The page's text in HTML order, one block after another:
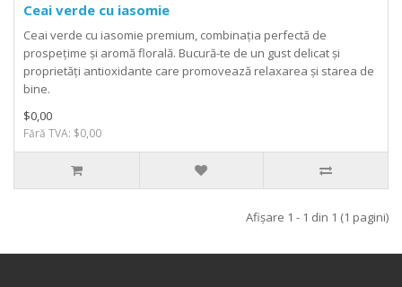
Ceai verde cu iasomie
Ceai verde cu iasomie premium, combinația perfectă de
prospețime și aromă florală. Bucură-te de un gust delicat și
proprietăți antioxidante care promovează relaxarea și starea de
bine.
$0,00
Fără TVA: $0,00
Afişare 1 - 1 din 1 (1 pagini)